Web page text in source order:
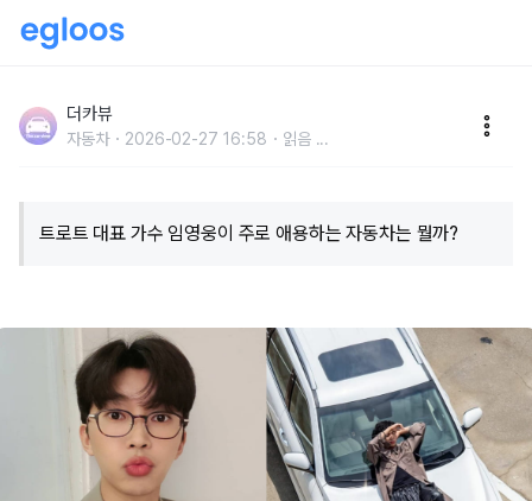
있는 자동차들 공개
더카뷰
자동차 2026-02-27 16:58 읽음 ...
트로트 대표 가수 임영웅이 주로 애용하는 자동차는 뭘까?